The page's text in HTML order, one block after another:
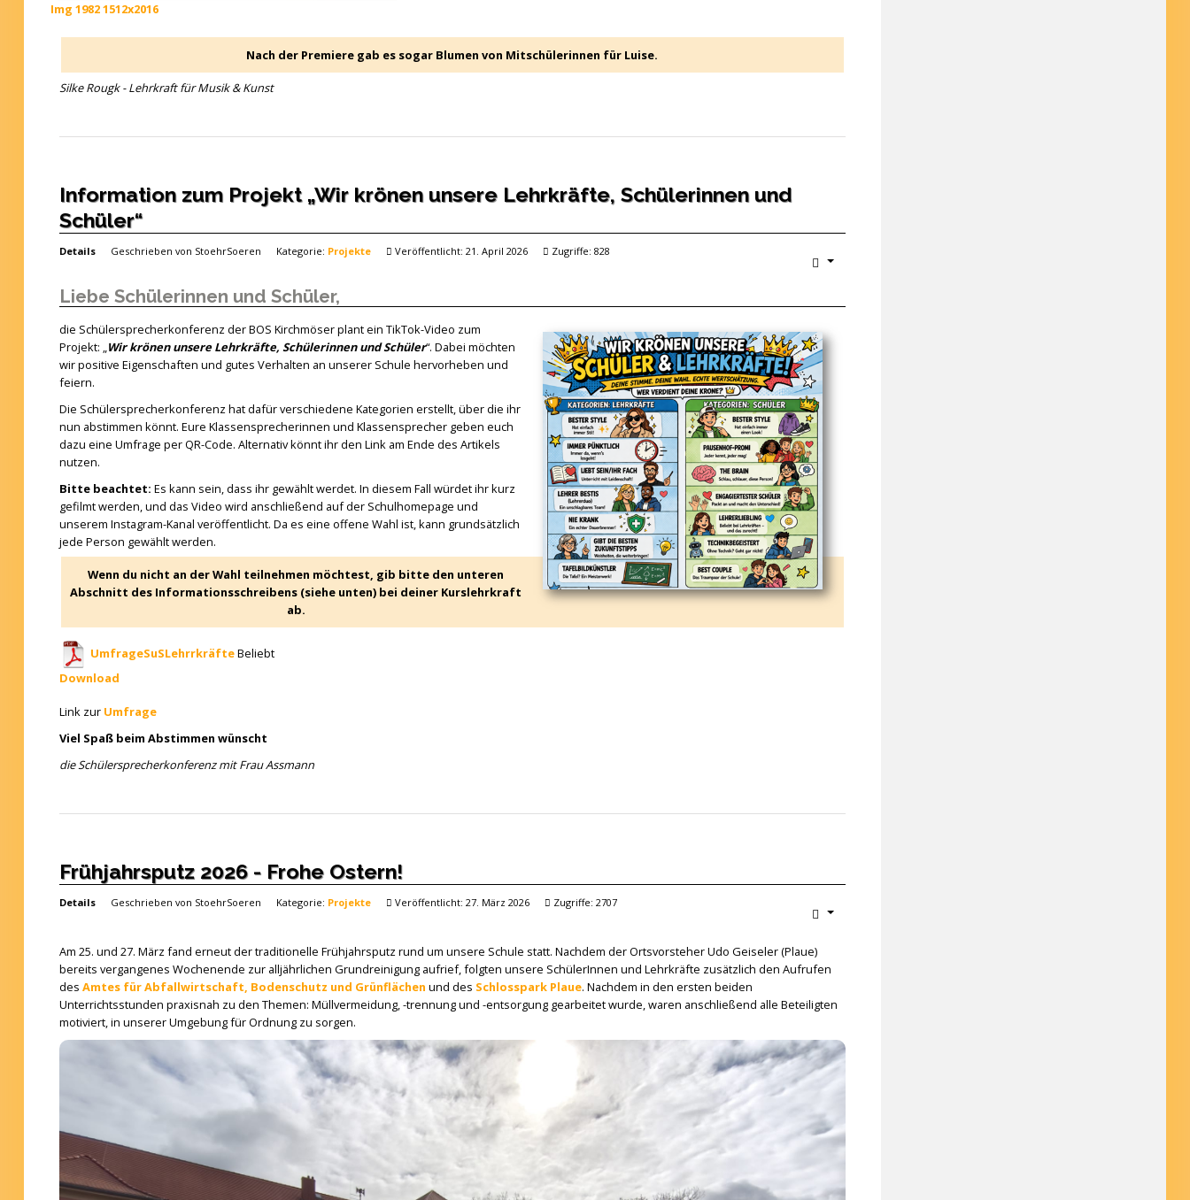
Img 1982 1512x2016
Nach der Premiere gab es sogar Blumen von Mitschülerinnen für Luise.
Silke Rougk - Lehrkraft für Musik & Kunst
Information zum Projekt „Wir krönen unsere Lehrkräfte, Schülerinnen und
Schüler“
Details Geschrieben von StoehrSoeren Kategorie: Projekte Veröffentlicht: 21. April 2026 Zugriffe: 828
Liebe Schülerinnen und Schüler,
die Schülersprecherkonferenz der BOS Kirchmöser plant ein TikTok-Video zum
Projekt: „Wir krönen unsere Lehrkräfte, Schülerinnen und Schüler“. Dabei möchten
wir positive Eigenschaften und gutes Verhalten an unserer Schule hervorheben und
feiern.
Die Schülersprecherkonferenz hat dafür verschiedene Kategorien erstellt, über die ihr
nun abstimmen könnt. Eure Klassensprecherinnen und Klassensprecher geben euch
dazu eine Umfrage per QR-Code. Alternativ könnt ihr den Link am Ende des Artikels
nutzen.
Bitte beachtet: Es kann sein, dass ihr gewählt werdet. In diesem Fall würdet ihr kurz
gefilmt werden, und das Video wird anschließend auf der Schulhomepage und
unserem Instagram-Kanal veröffentlicht. Da es eine offene Wahl ist, kann grundsätzlich
jede Person gewählt werden.
Wenn du nicht an der Wahl teilnehmen möchtest, gib bitte den unteren
Abschnitt des Informationsschreibens (siehe unten) bei deiner Kurslehrkraft
ab.
UmfrageSuSLehrrkräfteBeliebt
Download
Link zur Umfrage
Viel Spaß beim Abstimmen wünscht
die Schülersprecherkonferenz mit Frau Assmann
Frühjahrsputz 2026 - Frohe Ostern!
Details Geschrieben von StoehrSoeren Kategorie: Projekte Veröffentlicht: 27. März 2026 Zugriffe: 2707
Am 25. und 27. März fand erneut der traditionelle Frühjahrsputz rund um unsere Schule statt. Nachdem der Ortsvorsteher Udo Geiseler (Plaue)
bereits vergangenes Wochenende zur alljährlichen Grundreinigung aufrief, folgten unsere SchülerInnen und Lehrkräfte zusätzlich den Aufrufen
des Amtes für Abfallwirtschaft, Bodenschutz und Grünflächen und des Schlosspark Plaue. Nachdem in den ersten beiden
Unterrichtsstunden praxisnah zu den Themen: Müllvermeidung, -trennung und -entsorgung gearbeitet wurde, waren anschließend alle Beteiligten
motiviert, in unserer Umgebung für Ordnung zu sorgen.